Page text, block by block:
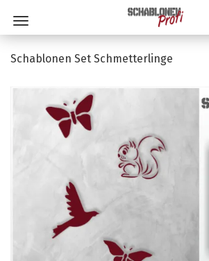
Schablonen Set Schmetterlinge